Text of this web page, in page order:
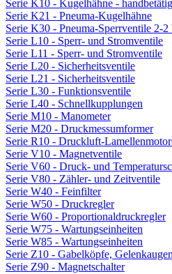
Serie K10 - Kugelhähne -
Serie K21 - Pneuma-Kugelhähne
Serie K30 - Pneuma-Sperrventile 2-2
Serie L10 - Sperr- und Stromventile
Serie L11 - Sperr- und Stromventile
Serie L20 - Sicherheitsventile
Serie L21 - Sicherheitsventile
Serie L30 - Funktionsventile
Serie L40 - Schnellkupplungen
Serie M10 - Manometer
Serie M20 - Druckmessumformer
Serie R10 - Druckluft-
Serie V10 - Magnetventile
Serie V60 - Druck- und
Serie V80 - Zähler- und Zeitventile
Serie W40 - Feinfilter
Serie W50 - Druckregler
Serie W60 - Proportionaldruckregler
Serie W75 - Wartungseinheiten
Serie W85 - Wartungseinheiten
Serie Z10 - Gabelköpfe, Gelenkaugen
Serie Z90 - Magnetschalter